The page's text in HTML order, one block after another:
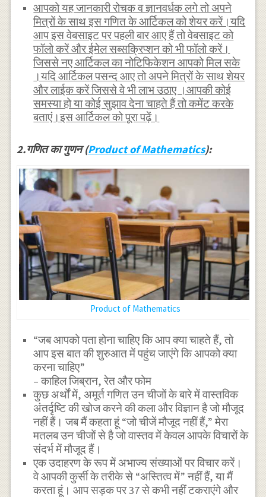
आपको यह जानकारी रोचक व ज्ञानवर्धक लगे तो अपने
मित्रों के साथ इस गणित के आर्टिकल को शेयर करें।यदि
आप इस वेबसाइट पर पहली बार आए हैं तो वेबसाइट को
फॉलो करें और ईमेल सब्सक्रिप्शन को भी फॉलो करें।
जिससे नए आर्टिकल का नोटिफिकेशन आपको मिल सके
।यदि आर्टिकल पसन्द आए तो अपने मित्रों के साथ शेयर
और लाईक करें जिससे वे भी लाभ उठाए ।आपकी कोई
समस्या हो या कोई सुझाव देना चाहते हैं तो कमेंट करके
बताएं।इस आर्टिकल को पूरा पढ़ें।
2.गणित का गुणन (Product of Mathematics):
Product of Mathematics
“जब आपको पता होना चाहिए कि आप क्या चाहते हैं, तो
आप इस बात की शुरुआत में पहुंच जाएंगे कि आपको क्या
करना चाहिए”
– काहिल जिब्रान, रेत और फोम
कुछ अर्थों में, अमूर्त गणित उन चीजों के बारे में वास्तविक
अंतर्दृष्टि की खोज करने की कला और विज्ञान है जो मौजूद
नहीं हैं। जब मैं कहता हूं “जो चीजें मौजूद नहीं हैं,” मेरा
मतलब उन चीजों से है जो वास्तव में केवल आपके विचारों के
संदर्भ में मौजूद हैं।
एक उदाहरण के रूप में अभाज्य संख्याओं पर विचार करें।
वे आपकी कुर्सी के तरीके से “अस्तित्व में” नहीं हैं, या मैं
करता हूं। आप सड़क पर 37 से कभी नहीं टकराएंगे और